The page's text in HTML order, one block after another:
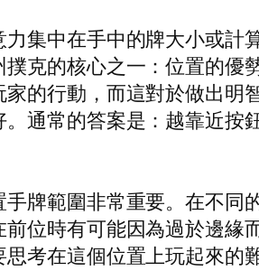
集中在手中的牌大小或
克的核心之一：位置的
的行動，而這對於做出
通常的答案是：越靠近
牌範圍非常重要。在不
位時有可能因為過於邊
考在這個位置上玩起來的